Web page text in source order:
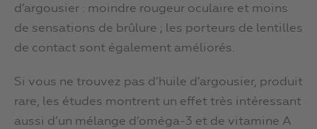
d’argousier : moindre rougeur oculaire et moins
de sensations de brûlure ; les porteurs de lentilles
de contact sont également améliorés.
Si vous ne trouvez pas d’huile d’argousier, produit
rare, les études montrent un effet très intéressant
aussi d’un mélange d’oméga-3 et de vitamine A